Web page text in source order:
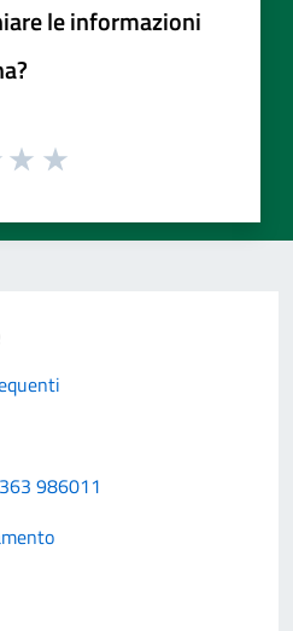
le informazioni
986011